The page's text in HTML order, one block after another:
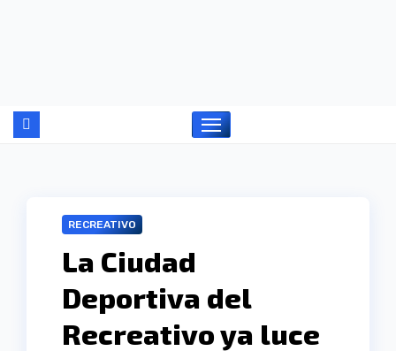
RECREATIVO
La Ciudad
Deportiva del
Recreativo ya luce